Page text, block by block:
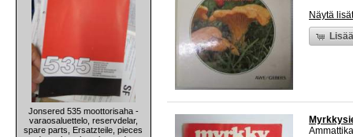
Jonsered 535 moottorisaha -
varaosaluettelo, reservdelar,
spare parts, Ersatzteile, pieces
Näytä